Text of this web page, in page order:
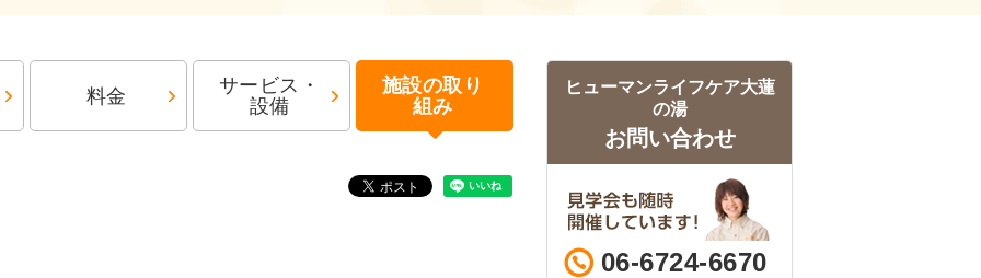
料金
サービス・
設備
施設の取り
組み
ヒューマンライフケア大蓮
の湯
お問い合わせ
06-6724-6670